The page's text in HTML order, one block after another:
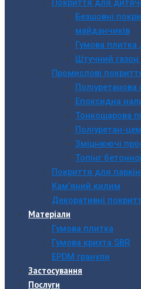
Покриття для
Безшовні
майданчиків
Гумова
Штучний
Промислові
Поліуретанова
Епоксидна
Тонкошарова
Поліуретан-
Зміцнюючі
Топінг
Покриття для
Кам’яний килим
Декоративні
Матеріали
Гумова плитка
Гумова крихта SBR
EPDM гранули
Застосування
Послуги